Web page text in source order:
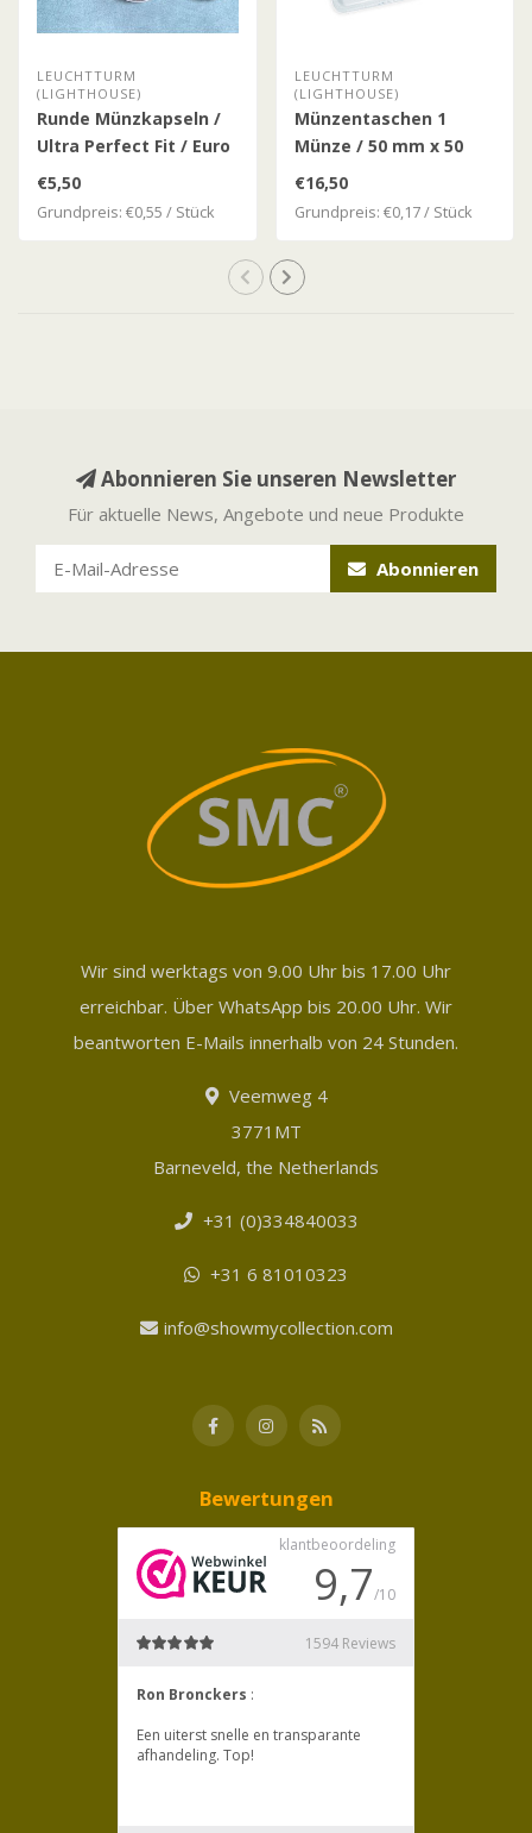
LEUCHTTURM
(LIGHTHOUSE)
Runde Münzkapseln /
Ultra Perfect Fit / Euro
Münzen
€5,50
Grundpreis: €0,55 / Stück
LEUCHTTURM
(LIGHTHOUSE)
Münzentaschen 1
Münze / 50 mm x 50
mm
€16,50
Grundpreis: €0,17 / Stück
Abonnieren Sie unseren Newsletter
Für aktuelle News, Angebote und neue Produkte
Abonnieren
Wir sind werktags von 9.00 Uhr bis 17.00 Uhr
erreichbar. Über WhatsApp bis 20.00 Uhr. Wir
beantworten E-Mails innerhalb von 24 Stunden.
Veemweg 4
3771MT
Barneveld, the Netherlands
+31 (0)334840033
+31 6 81010323
info@showmycollection.com
Bewertungen